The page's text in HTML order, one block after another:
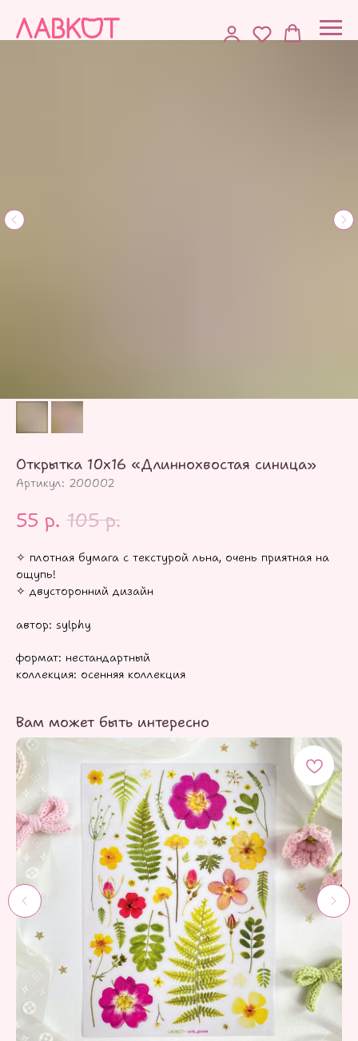
Открытка 10х16 «Длиннохвостая синица»
Артикул: 200002
55 р. 105 р.
✧ плотная бумага с текстурой льна, очень приятная на
ощупь!
✧ двусторонний дизайн
автор: sylphy
формат: нестандартный
коллекция: осенняя коллекция
Вам может быть интересно